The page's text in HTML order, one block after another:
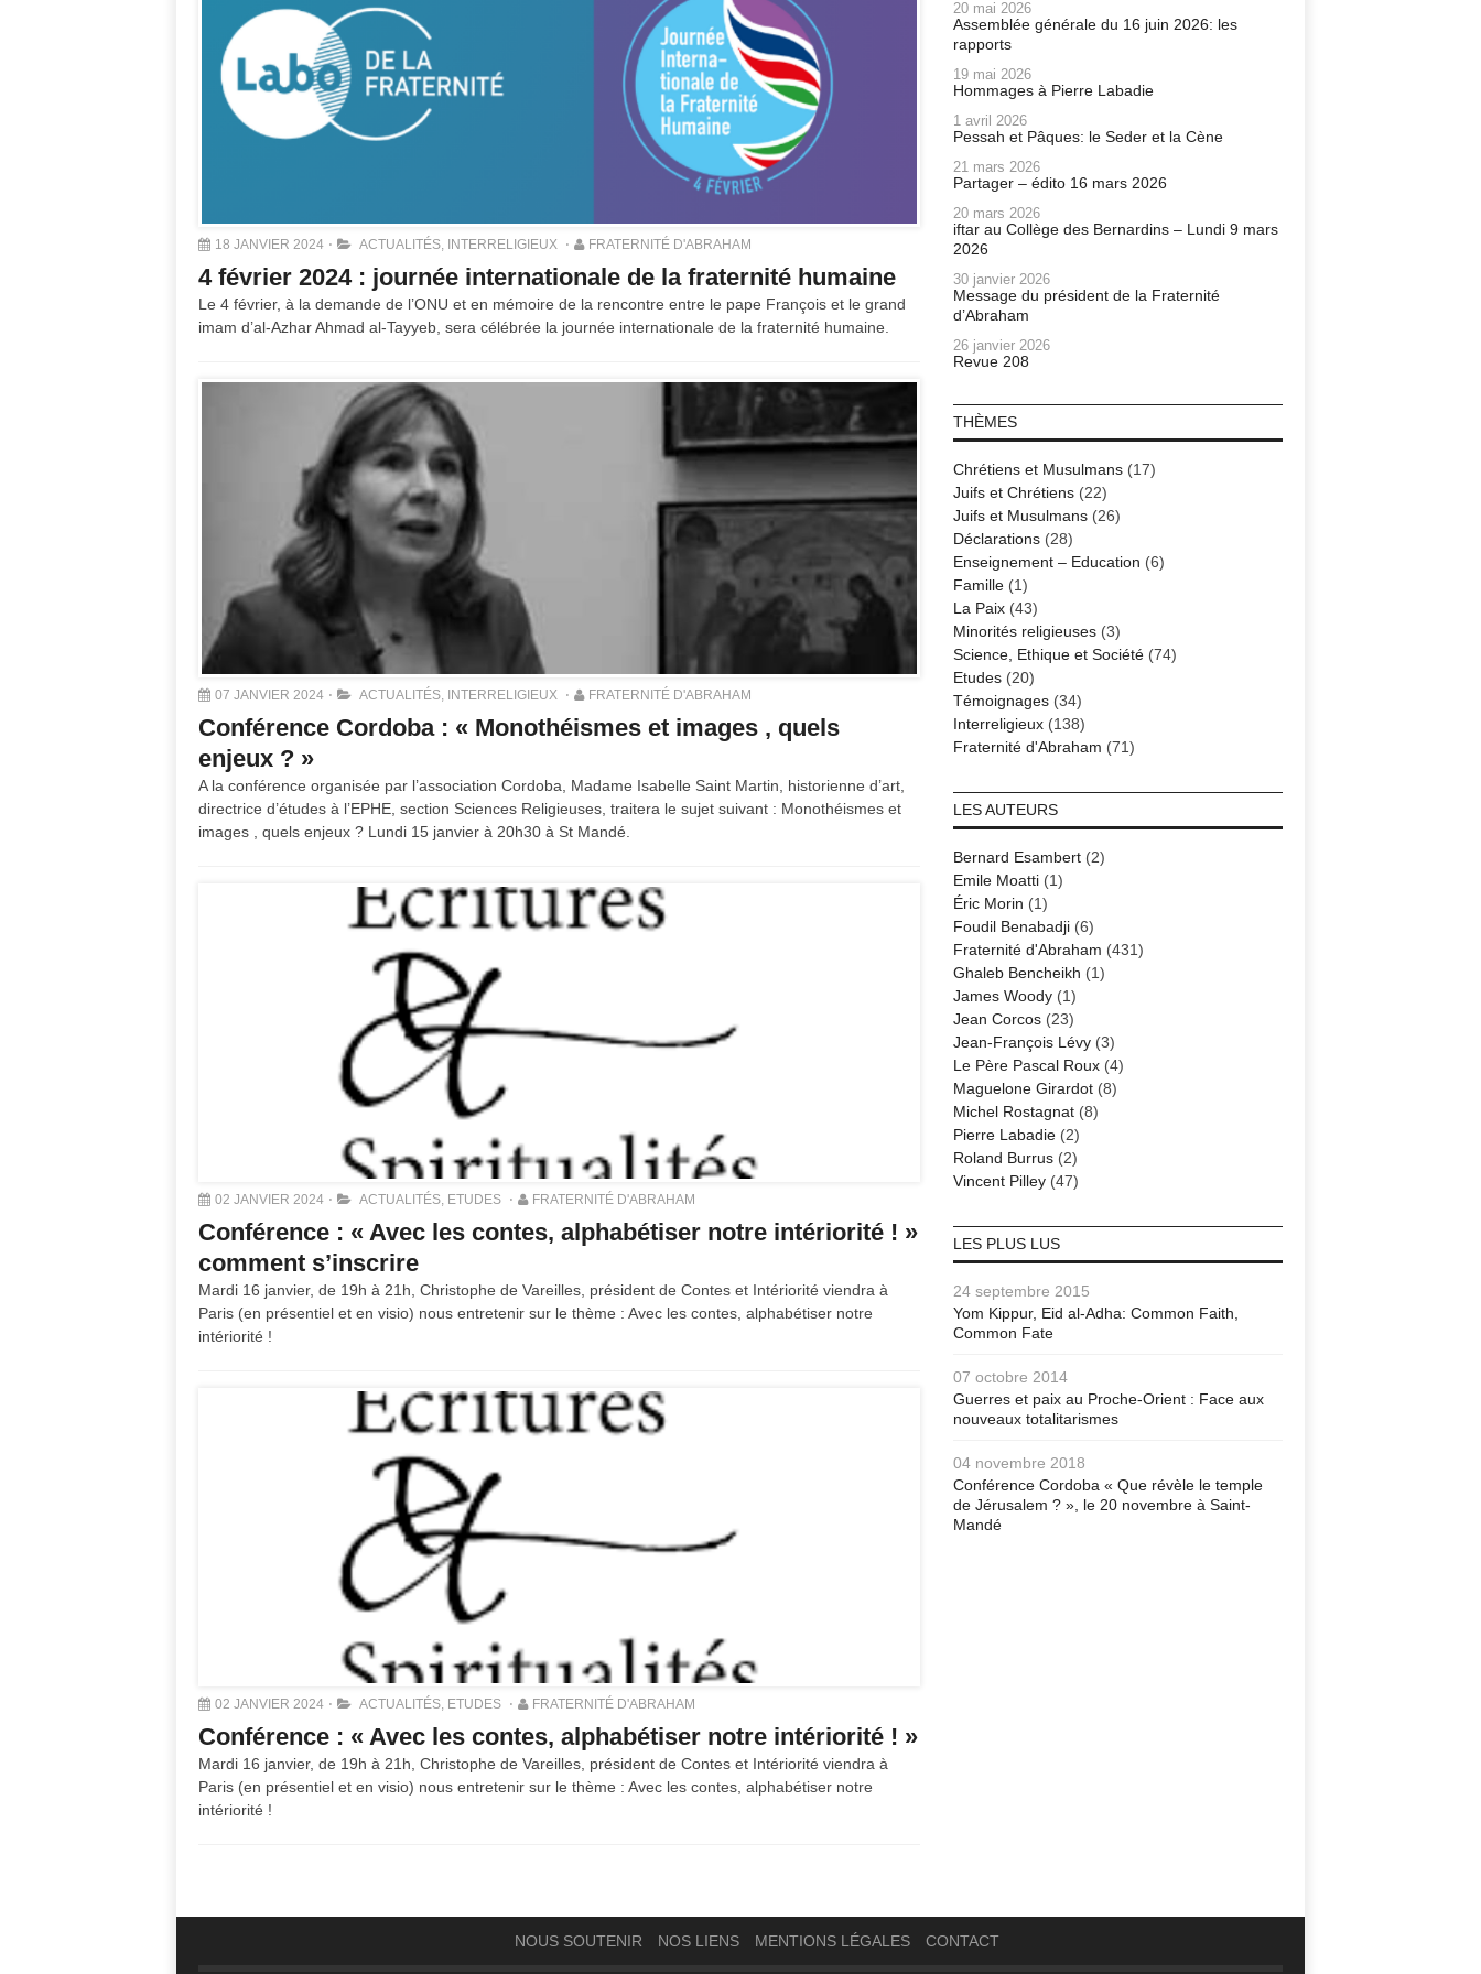
18 JANVIER 2024 ACTUALITÉS, INTERRELIGIEUX FRATERNITÉ D'ABRAHAM
4 février 2024 : journée internationale de la fraternité humaine
Le 4 février, à la demande de l’ONU et en mémoire de la rencontre entre le pape François et le grand
imam d’al-Azhar Ahmad al-Tayyeb, sera célébrée la journée internationale de la fraternité humaine.
07 JANVIER 2024 ACTUALITÉS INTERRELIGIEUX FRATERNITÉ D'ABRAHAM
Conférence Cordoba : « Monothéismes et images , quels
enjeux ? »
A la conférence organisée par l’association Cordoba, Madame Isabelle Saint Martin, historienne d’art,
directrice d’études à l’EPHE, section Sciences Religieuses, traitera le sujet suivant : Monothéismes et
images , quels enjeux ? Lundi 15 janvier à 20h30 à St Mandé.
02 JANVIER 2024 ACTUALITÉS ETUDES FRATERNITÉ D'ABRAHAM
Conférence : « Avec les contes, alphabétiser notre intériorité ! »
comment s’inscrire
Mardi 16 janvier, de 19h à 21h, Christophe de Vareilles, président de Contes et Intériorité viendra à
Paris (en présentiel et en visio) nous entretenir sur le thème : Avec les contes, alphabétiser notre
intériorité !
02 JANVIER 2024 ACTUALITÉS ETUDES FRATERNITÉ D'ABRAHAM
Conférence : « Avec les contes, alphabétiser notre intériorité ! »
Mardi 16 janvier, de 19h à 21h, Christophe de Vareilles, président de Contes et Intériorité viendra à
Paris (en présentiel et en visio) nous entretenir sur le thème : Avec les contes, alphabétiser notre
intériorité !
20 mai 2026
Assemblée générale du 16 juin 2026: les
rapports
19 mai 2026
Hommages à Pierre Labadie
1 avril 2026
Pessah et Pâques: le Seder et la Cène
21 mars 2026
Partager – édito 16 mars 2026
20 mars 2026
iftar au Collège des Bernardins – Lundi 9 mars
2026
30 janvier 2026
Message du président de la Fraternité
d’Abraham
26 janvier 2026
Revue 208
THÈMES
Chrétiens et Musulmans(17)
Juifs et Chrétiens(22)
Juifs et Musulmans(26)
Déclarations(28)
Enseignement – Education (6)
Famille(1)
La Paix(43)
Minorités religieuses(3)
Science, Ethique et Société(74)
Etudes(20)
Témoignages(34)
Interreligieux(138)
Fraternité d'Abraham (71)
LES AUTEURS
Bernard Esambert(2)
Emile Moatti(1)
Éric Morin (1)
Foudil Benabadji(6)
Fraternité d'Abraham (431)
Ghaleb Bencheikh (1)
James Woody(1)
Jean Corcos(23)
Jean-François Lévy(3)
Le Père Pascal Roux(4)
Maguelone Girardot(8)
Michel Rostagnat(8)
Pierre Labadie(2)
Roland Burrus(2)
Vincent Pilley(47)
LES PLUS LUS
24 septembre 2015
Yom Kippur, Eid al-Adha: Common Faith,
Common Fate
07 octobre 2014
Guerres et paix au Proche-Orient : Face aux
nouveaux totalitarismes
04 novembre 2018
Conférence Cordoba « Que révèle le temple
de Jérusalem ? », le 20 novembre à Saint-
Mandé
NOUS SOUTENIR NOS LIENS MENTIONS LÉGALES CONTACT